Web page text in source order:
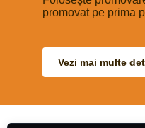
promovat pe prima
Vezi mai multe